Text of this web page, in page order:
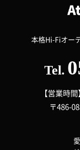
本格Hi-Fiオー
Tel.
【営業時
〒486-